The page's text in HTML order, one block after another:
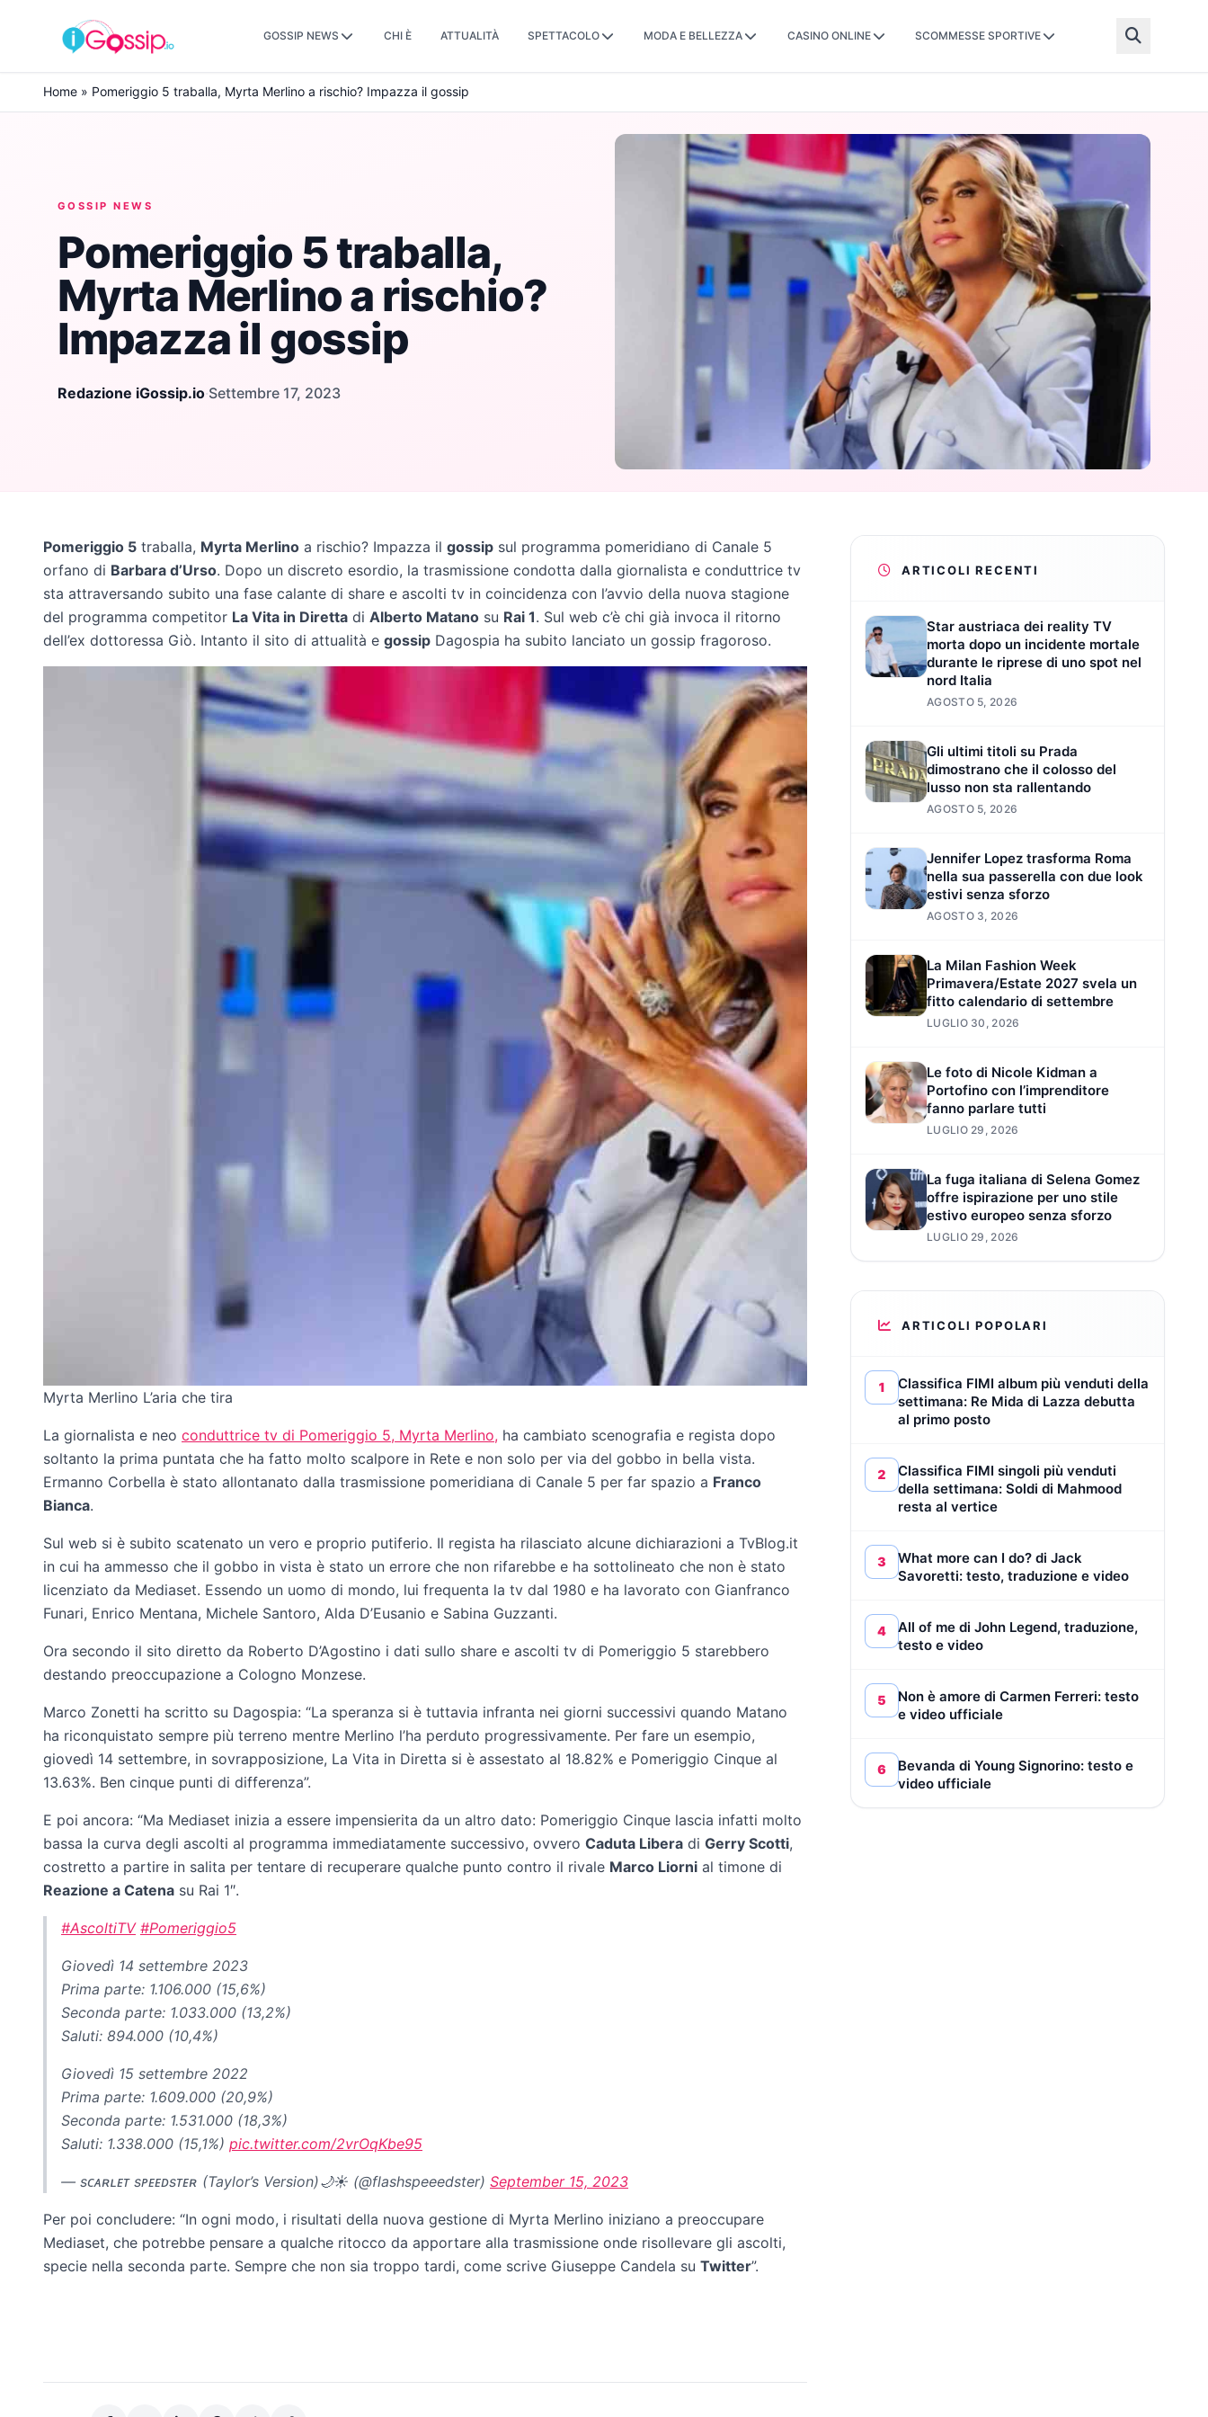
Skip to content
GOSSIP NEWS CHI È ATTUALITÀ SPETTACOLO MODA E BELLEZZA CASINO ONLINE SCOMMESSE SPORTIVE
Home » Pomeriggio 5 traballa, Myrta Merlino a rischio? Impazza il gossip
GOSSIP NEWS
Pomeriggio 5 traballa,
Myrta Merlino a rischio?
Impazza il gossip
Redazione iGossip.io·Settembre 17, 2023
Pomeriggio 5 traballa, Myrta Merlino a rischio? Impazza il gossip sul programma pomeridiano di Canale 5
orfano di Barbara d’Urso. Dopo un discreto esordio, la trasmissione condotta dalla giornalista e conduttrice tv
sta attraversando subito una fase calante di share e ascolti tv in coincidenza con l’avvio della nuova stagione
del programma competitor La Vita in Diretta di Alberto Matano su Rai 1. Sul web c’è chi già invoca il ritorno
dell’ex dottoressa Giò. Intanto il sito di attualità e gossip Dagospia ha subito lanciato un gossip fragoroso.
Myrta Merlino L’aria che tira
La giornalista e neo conduttrice tv di Pomeriggio 5, Myrta Merlino, ha cambiato scenografia e regista dopo
soltanto la prima puntata che ha fatto molto scalpore in Rete e non solo per via del gobbo in bella vista.
Ermanno Corbella è stato allontanato dalla trasmissione pomeridiana di Canale 5 per far spazio a Franco
Bianca.
Sul web si è subito scatenato un vero e proprio putiferio. Il regista ha rilasciato alcune dichiarazioni a TvBlog.it
in cui ha ammesso che il gobbo in vista è stato un errore che non rifarebbe e ha sottolineato che non è stato
licenziato da Mediaset. Essendo un uomo di mondo, lui frequenta la tv dal 1980 e ha lavorato con Gianfranco
Funari, Enrico Mentana, Michele Santoro, Alda D’Eusanio e Sabina Guzzanti.
Ora secondo il sito diretto da Roberto D’Agostino i dati sullo share e ascolti tv di Pomeriggio 5 starebbero
destando preoccupazione a Cologno Monzese.
Marco Zonetti ha scritto su Dagospia: “La speranza si è tuttavia infranta nei giorni successivi quando Matano
ha riconquistato sempre più terreno mentre Merlino l’ha perduto progressivamente. Per fare un esempio,
giovedì 14 settembre, in sovrapposizione, La Vita in Diretta si è assestato al 18.82% e Pomeriggio Cinque al
13.63%. Ben cinque punti di differenza”.
E poi ancora: “Ma Mediaset inizia a essere impensierita da un altro dato: Pomeriggio Cinque lascia infatti molto
bassa la curva degli ascolti al programma immediatamente successivo, ovvero Caduta Libera di Gerry Scotti,
costretto a partire in salita per tentare di recuperare qualche punto contro il rivale Marco Liorni al timone di
Reazione a Catena su Rai 1″.
#AscoltiTV #Pomeriggio5
Giovedì 14 settembre 2023
Prima parte: 1.106.000 (15,6%)
Seconda parte: 1.033.000 (13,2%)
Saluti: 894.000 (10,4%)
Giovedì 15 settembre 2022
Prima parte: 1.609.000 (20,9%)
Seconda parte: 1.531.000 (18,3%)
Saluti: 1.338.000 (15,1%) pic.twitter.com/2vrOqKbe95
— sᴄᴀʀʟᴇᴛ sᴘᴇᴇᴅsᴛᴇʀ (Taylor’s Version)🌙☀️ (@flashspeeedster) September 15, 2023
Per poi concludere: “In ogni modo, i risultati della nuova gestione di Myrta Merlino iniziano a preoccupare
Mediaset, che potrebbe pensare a qualche ritocco da apportare alla trasmissione onde risollevare gli ascolti,
specie nella seconda parte. Sempre che non sia troppo tardi, come scrive Giuseppe Candela su Twitter”.
ARTICOLI RECENTI
Star austriaca dei reality TV
morta dopo un incidente mortale
durante le riprese di uno spot nel
nord Italia
AGOSTO 5, 2026
Gli ultimi titoli su Prada
dimostrano che il colosso del
lusso non sta rallentando
AGOSTO 5, 2026
Jennifer Lopez trasforma Roma
nella sua passerella con due look
estivi senza sforzo
AGOSTO 3, 2026
La Milan Fashion Week
Primavera/Estate 2027 svela un
fitto calendario di settembre
LUGLIO 30, 2026
Le foto di Nicole Kidman a
Portofino con l’imprenditore
fanno parlare tutti
LUGLIO 29, 2026
La fuga italiana di Selena Gomez
offre ispirazione per uno stile
estivo europeo senza sforzo
LUGLIO 29, 2026
ARTICOLI POPOLARI
1
Classifica FIMI album più venduti della
settimana: Re Mida di Lazza debutta
al primo posto
2
Classifica FIMI singoli più venduti
della settimana: Soldi di Mahmood
resta al vertice
3
What more can I do? di Jack
Savoretti: testo, traduzione e video
4
All of me di John Legend, traduzione,
testo e video
5
Non è amore di Carmen Ferreri: testo
e video ufficiale
6
Bevanda di Young Signorino: testo e
video ufficiale